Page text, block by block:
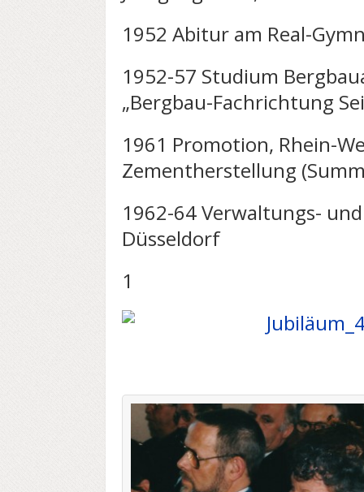
1952 Abitur am Real-
1952-57 Studium
„Bergbau-Fachrichtung
1961 Promotion, Rhein-
Zementherstellung
1962-64 Verwaltungs-
Düsseldorf
1